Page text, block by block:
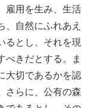
雇用を生み、生活
、自然にふれあえ
るとし、それを現
べきだとする。ま
大切であるかを認
さらに、公有の森